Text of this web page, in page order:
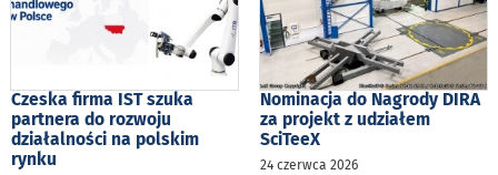
Czeska firma IST szuka
partnera do rozwoju
działalności na polskim
rynku
Nominacja do Nagrody DIRA
za projekt z udziałem
SciTeeX
24 czerwca 2026